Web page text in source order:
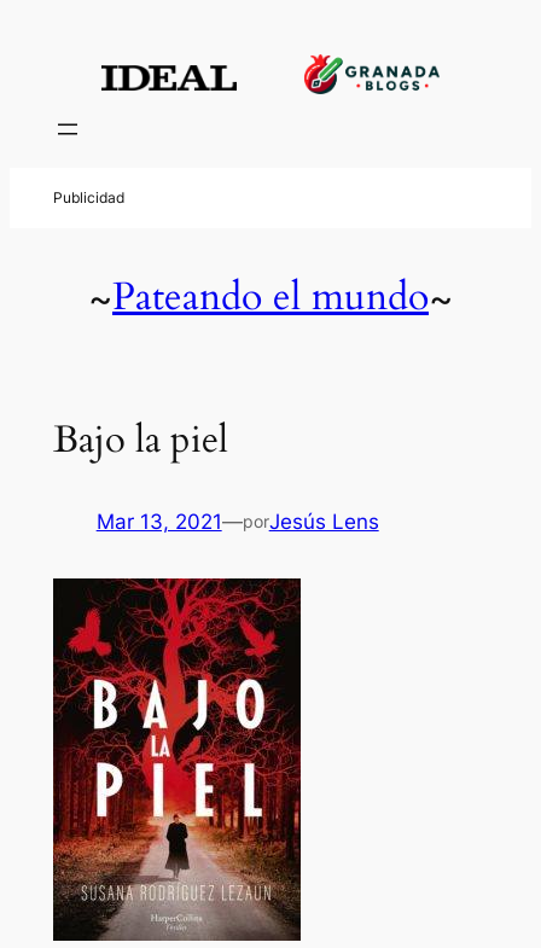
~Pateando el mundo~
Bajo la piel
Mar 13, 2021—porJesús Lens